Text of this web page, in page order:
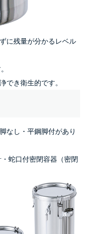
に残量が分かるレベル
でき衛生的です。
なし・平鋼脚付があり
・蛇口付密閉容器（密閉